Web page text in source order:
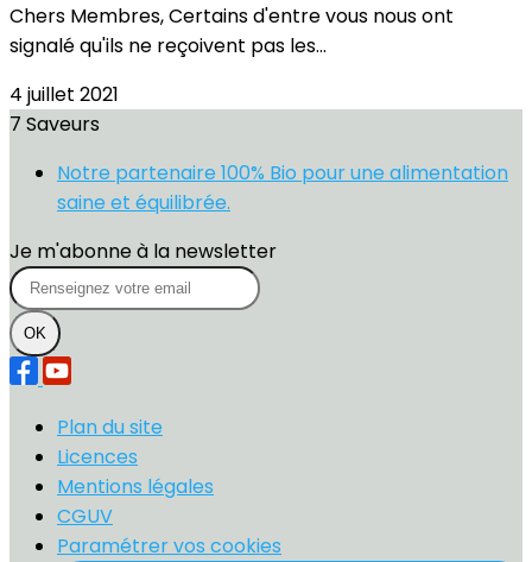
Chers Membres, Certains d'entre vous nous ont
signalé qu'ils ne reçoivent pas les...
4 juillet 2021
7 Saveurs
Notre partenaire 100% Bio pour une alimentation
saine et équilibrée.
Je m'abonne à la newsletter
OK
Plan du site
Licences
Mentions légales
CGUV
Paramétrer vos cookies